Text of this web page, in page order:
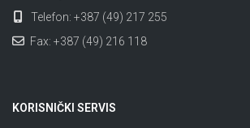
Telefon: +387 (49) 217 255
Fax: +387 (49) 216 118
KORISNIČKI SERVIS